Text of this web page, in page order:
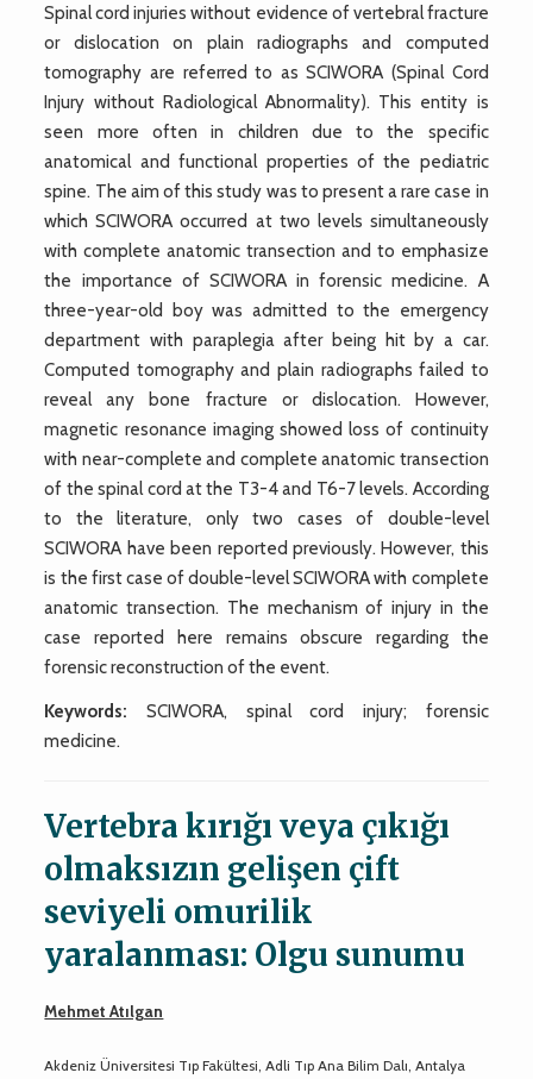
Spinal cord injuries without evidence of vertebral fracture
or dislocation on plain radiographs and computed
tomography are referred to as SCIWORA (Spinal Cord
Injury without Radiological Abnormality). This entity is
seen more often in children due to the specific
anatomical and functional properties of the pediatric
spine. The aim of this study was to present a rare case in
which SCIWORA occurred at two levels simultaneously
with complete anatomic transection and to emphasize
the importance of SCIWORA in forensic medicine. A
three-year-old boy was admitted to the emergency
department with paraplegia after being hit by a car.
Computed tomography and plain radiographs failed to
reveal any bone fracture or dislocation. However,
magnetic resonance imaging showed loss of continuity
with near-complete and complete anatomic transection
of the spinal cord at the T3-4 and T6-7 levels. According
to the literature, only two cases of double-level
SCIWORA have been reported previously. However, this
is the first case of double-level SCIWORA with complete
anatomic transection. The mechanism of injury in the
case reported here remains obscure regarding the
forensic reconstruction of the event.
Keywords: SCIWORA, spinal cord injury; forensic
medicine.
Vertebra kırığı veya çıkığı
olmaksızın gelişen çift
seviyeli omurilik
yaralanması: Olgu sunumu
Mehmet Atılgan
Akdeniz Üniversitesi Tıp Fakültesi, Adli Tıp Ana Bilim Dalı, Antalya